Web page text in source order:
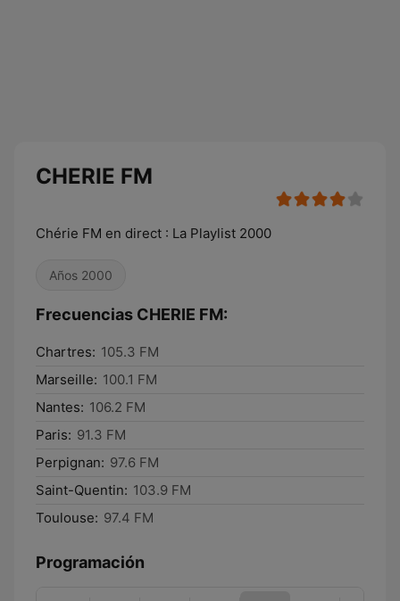
CHERIE FM
Chérie FM en direct : La Playlist 2000
Años 2000
Frecuencias CHERIE FM:
Chartres: 105.3 FM
Marseille: 100.1 FM
Nantes: 106.2 FM
Paris: 91.3 FM
Perpignan: 97.6 FM
Saint-Quentin: 103.9 FM
Toulouse: 97.4 FM
Programación